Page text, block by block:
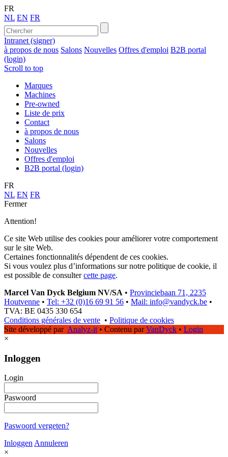
FR
NL EN FR
Intranet (signer)
à propos de nous Salons Nouvelles Offres d'emploi B2B portal
(login)
Scroll to top
Marques
Machines
Pre-owned
Liste de prix
Contact
à propos de nous
Salons
Nouvelles
Offres d'emploi
B2B portal (login)
FR
NL EN FR
Fermer
Attention!
Ce site Web utilise des cookies pour améliorer votre comportement
sur le site Web.
Certaines fonctionnalités dépendent de ces cookies.
Si vous voulez plus d’informations sur notre politique de cookie, il
est possible de consultercette page.
Marcel Van Dyck Belgium NV/SA • Provinciebaan 71, 2235
Houtvenne • Tel: +32 (0)16 69 91 56 • Mail: info@vandyck.be •
TVA: BE 0435 330 654
Conditions générales de vente • Politique de cookies
Site développé par Analyz-it • Contenu parVanDyck • Login
×
Inloggen
Login
Paswoord
Paswoord vergeten?
InloggenAnnuleren
×